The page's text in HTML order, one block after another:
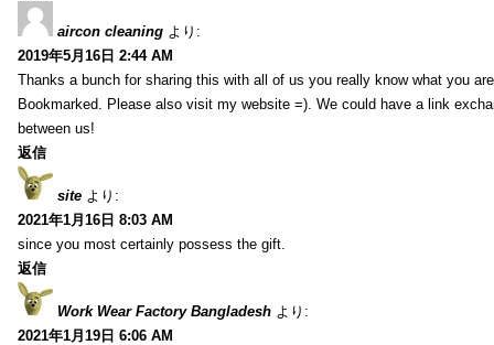
aircon cleaning より:
2019年5月16日 2:44 AM
Thanks a bunch for sharing this with all of us you really know what you
Bookmarked. Please also visit my website =). We could have a link
between us!
返信
site より:
2021年1月16日 8:03 AM
since you most certainly possess the gift.
返信
Work Wear Factory Bangladesh より:
2021年1月19日 6:06 AM